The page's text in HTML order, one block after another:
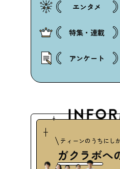
エンタメ
特集・連載
アンケート
ティーンのうちにし
ガクラボへ